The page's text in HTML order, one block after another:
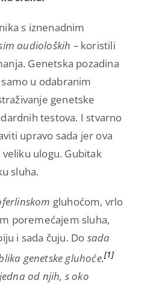
s iznenadnim
audioloških – koristili
Genetska pozadina
u odabranim
genetske
testova. I stvarno
upravo sada jer ova
ulogu. Gubitak
sluha.
gluhoćom, vrlo
poremećajem sluha,
i sada čuju. Do sada
genetske gluhoće.[1]
od njih, s oko